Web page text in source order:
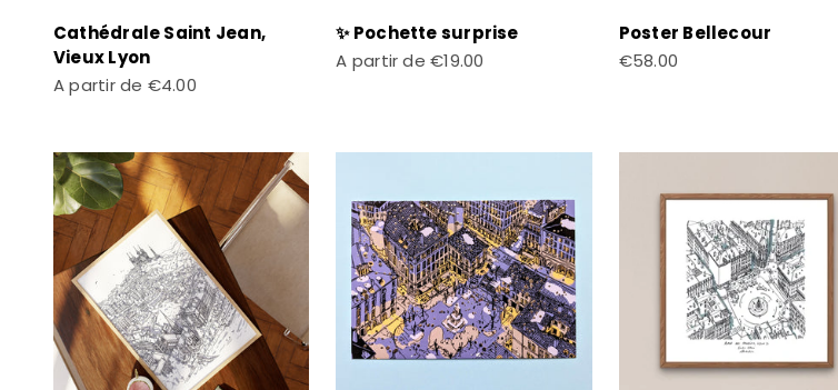
Cathédrale Saint Jean,
Vieux Lyon
Prix de vente
A partir de €4.00
✨ Pochette surprise
Prix de vente
A partir de€19.00
Poster Bellecour
Prix de vente
€58.00